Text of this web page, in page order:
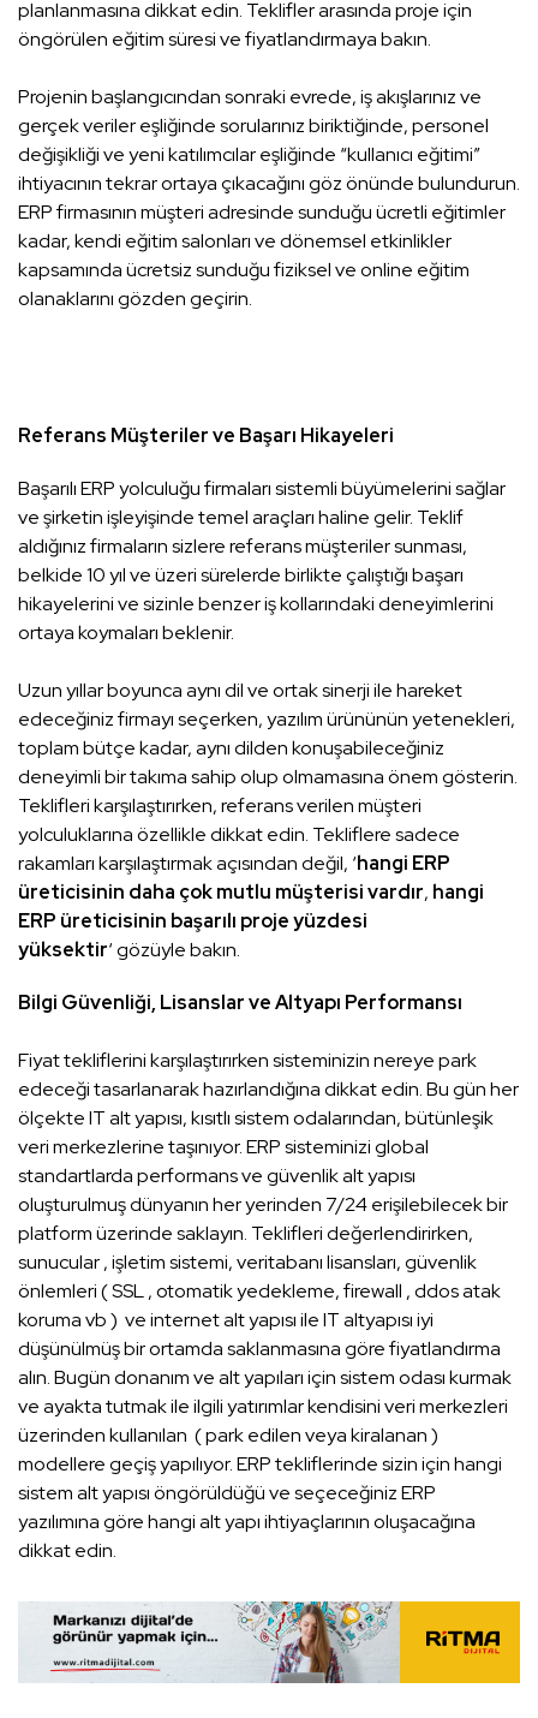
planlanmasına dikkat edin. Teklifler arasında proje için
öngörülen eğitim süresi ve fiyatlandırmaya bakın.
Projenin başlangıcından sonraki evrede, iş akışlarınız ve
gerçek veriler eşliğinde sorularınız biriktiğinde, personel
değişikliği ve yeni katılımcılar eşliğinde “kullanıcı eğitimi”
ihtiyacının tekrar ortaya çıkacağını göz önünde bulundurun.
ERP firmasının müşteri adresinde sunduğu ücretli eğitimler
kadar, kendi eğitim salonları ve dönemsel etkinlikler
kapsamında ücretsiz sunduğu fiziksel ve online eğitim
olanaklarını gözden geçirin.
Referans Müşteriler ve Başarı Hikayeleri
Başarılı ERP yolculuğu firmaları sistemli büyümelerini sağlar
ve şirketin işleyişinde temel araçları haline gelir. Teklif
aldığınız firmaların sizlere referans müşteriler sunması,
belkide 10 yıl ve üzeri sürelerde birlikte çalıştığı başarı
hikayelerini ve sizinle benzer iş kollarındaki deneyimlerini
ortaya koymaları beklenir.
Uzun yıllar boyunca aynı dil ve ortak sinerji ile hareket
edeceğiniz firmayı seçerken, yazılım ürününün yetenekleri,
toplam bütçe kadar, aynı dilden konuşabileceğiniz
deneyimli bir takıma sahip olup olmamasına önem gösterin.
Teklifleri karşılaştırırken, referans verilen müşteri
yolculuklarına özellikle dikkat edin. Tekliflere sadece
rakamları karşılaştırmak açısından değil, ‘hangi ERP
üreticisinin daha çok mutlu müşterisi vardır, hangi
ERP üreticisinin başarılı proje yüzdesi
yüksektir‘ gözüyle bakın.
Bilgi Güvenliği, Lisanslar ve Altyapı Performansı
Fiyat tekliflerini karşılaştırırken sisteminizin nereye park
edeceği tasarlanarak hazırlandığına dikkat edin. Bu gün her
ölçekte IT alt yapısı, kısıtlı sistem odalarından, bütünleşik
veri merkezlerine taşınıyor. ERP sisteminizi global
standartlarda performans ve güvenlik alt yapısı
oluşturulmuş dünyanın her yerinden 7/24 erişilebilecek bir
platform üzerinde saklayın. Teklifleri değerlendirirken,
sunucular , işletim sistemi, veritabanı lisansları, güvenlik
önlemleri ( SSL , otomatik yedekleme, firewall , ddos atak
koruma vb ) ve internet alt yapısı ile IT altyapısı iyi
düşünülmüş bir ortamda saklanmasına göre fiyatlandırma
alın. Bugün donanım ve alt yapıları için sistem odası kurmak
ve ayakta tutmak ile ilgili yatırımlar kendisini veri merkezleri
üzerinden kullanılan ( park edilen veya kiralanan )
modellere geçiş yapılıyor. ERP tekliflerinde sizin için hangi
sistem alt yapısı öngörüldüğü ve seçeceğiniz ERP
yazılımına göre hangi alt yapı ihtiyaçlarının oluşacağına
dikkat edin.